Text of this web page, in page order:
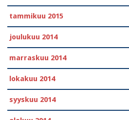
tammikuu 2015
joulukuu 2014
marraskuu 2014
lokakuu 2014
syyskuu 2014